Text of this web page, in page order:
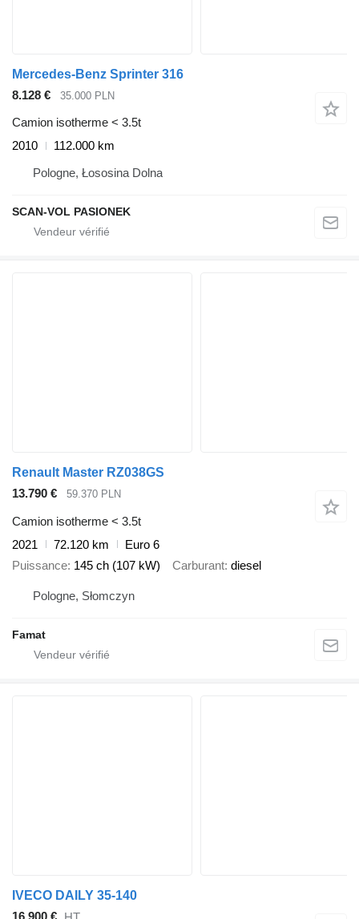
Mercedes-Benz Sprinter 316
8.128 €
35.000 PLN
Camion isotherme < 3.5t
2010
112.000 km
Pologne, Łososina Dolna
SCAN-VOL PASIONEK
Renault Master RZ038GS
13.790 €
59.370 PLN
Camion isotherme < 3.5t
2021
72.120 km
Euro 6
Puissance 145 ch (107 kW) Carburant diesel
Pologne, Słomczyn
Famat
IVECO DAILY 35-140
16.900 €